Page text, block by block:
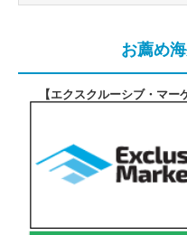
お薦め海
【エクスクルーシブ・マー